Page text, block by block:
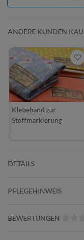
ANDERE KUNDEN
Klebeband zur
Stoffmarkierung
DETAILS
PFLEGEHINWEIS
BEWERTUNGEN